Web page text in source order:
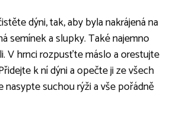
dýni, tak, aby byla nakrájená na
semínek a slupky. Také najemno
V hrnci rozpusťte máslo a orestujte
k ní dýni a opečte ji ze všech
nasypte suchou rýži a vše pořádně